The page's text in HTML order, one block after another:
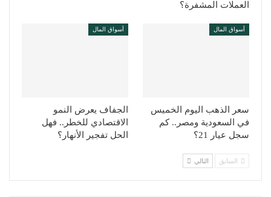
العملات المشفرة؟
أسواق المال
سعر الذهب اليوم الخميس
في السعودية ومصر.. كم
سجل عيار 21؟
أسواق المال
الجفاف يعرض النمو
الاقتصادي للخطر.. فهل
الحل تفجير الأنهار؟
السابق التالي